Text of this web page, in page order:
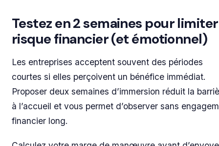
Testez en 2 semaines pour
risque financier (et émotionnel)
Les entreprises acceptent souvent des périodes
courtes si elles perçoivent un bénéfice immédiat.
Proposer deux semaines d’immersion réduit la
à l’accueil et vous permet d’observer sans
financier long.